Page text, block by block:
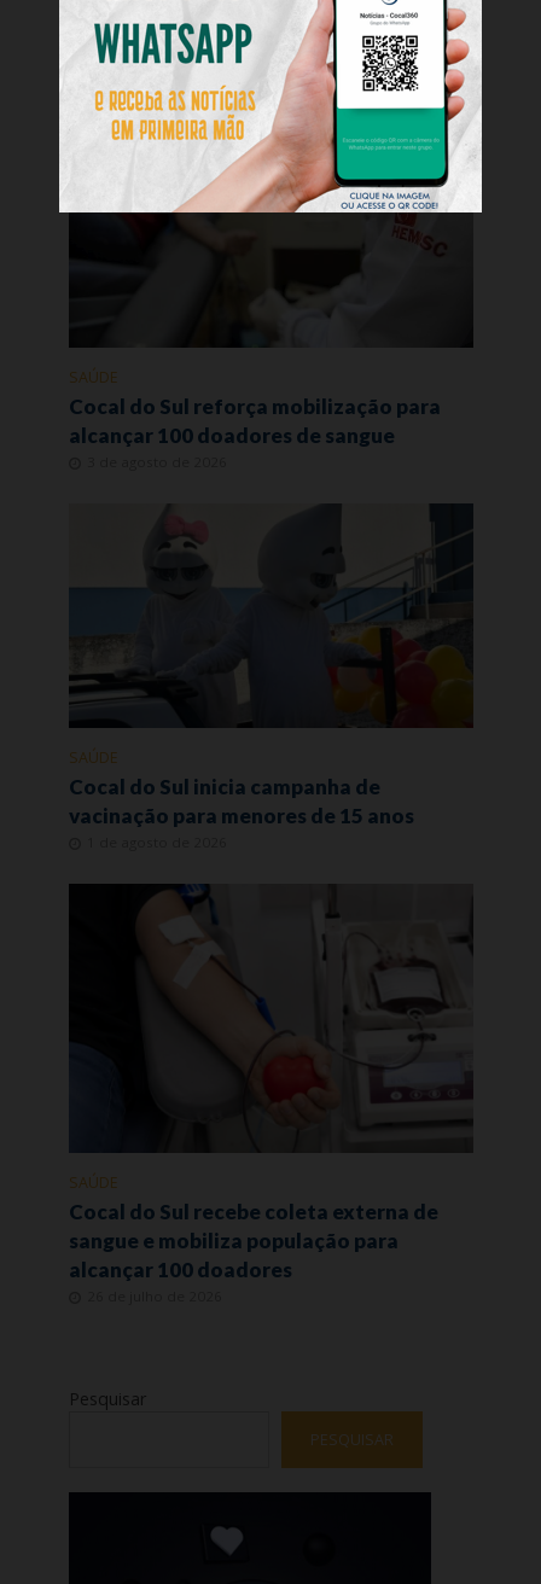
Você pode gostar
SAÚDE
Cocal do Sul reforça mobilização para
alcançar 100 doadores de sangue
SAÚDE
Cocal do Sul inicia campanha de
vacinação para menores de 15 anos
SAÚDE
Cocal do Sul recebe coleta externa de
sangue e mobiliza população para
alcançar 100 doadores
Pesquisar
PESQUISAR